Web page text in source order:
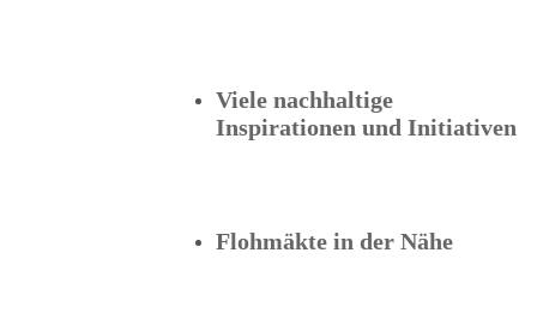
Viele nachhaltige
Inspirationen und Initiativen
Flohmäkte in der Nähe